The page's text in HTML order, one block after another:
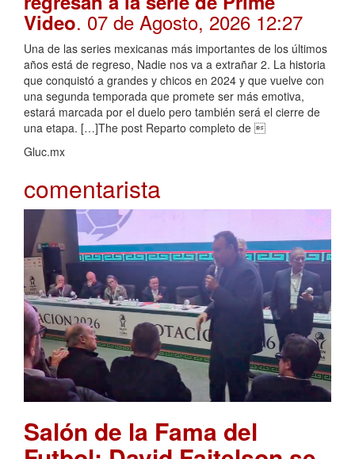
Video. 07 de Agosto, 2026 12:27
Una de las series mexicanas más importantes de los últimos
años está de regreso, Nadie nos va a extrañar 2. La historia
que conquistó a grandes y chicos en 2024 y que vuelve con
una segunda temporada que promete ser más emotiva,
estará marcada por el duelo pero también será el cierre de
una etapa. […]The post Reparto completo de 
Gluc.mx
comentarista
Salón de la Fama del